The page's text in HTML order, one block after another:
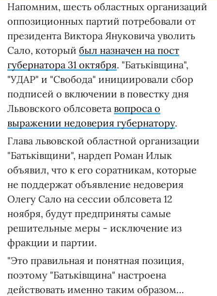
Напомним, шесть областных организаций
оппозиционных партий потребовали от
президента Виктора Януковича уволить
Сало, который был назначен на пост
губернатора 31 октября. "Батьківщина",
"УДАР" и "Свобода" инициировали сбор
подписей о включении в повестку дня
Львовского облсовета вопроса о
выражении недоверия губернатору.
Глава львовской областной организации
"Батьківщини", нардеп Роман Илык
объявил, что к его соратникам, которые
не поддержат объявление недоверия
Олегу Сало на сессии облсовета 12
ноября, будут предприняты самые
решительные меры - исключение из
фракции и партии.
"Это правильная и понятная позиция,
поэтому "Батьківщина" настроена
действовать именно таким образом…